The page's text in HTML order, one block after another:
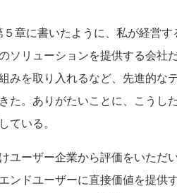
章に書いたように、私が経営
ソリューションを提供する会社
みを取り入れるなど、先進的な
た。ありがたいことに、こうし
ている。
ユーザー企業から評価をいただ
ンドユーザーに直接価値を提供